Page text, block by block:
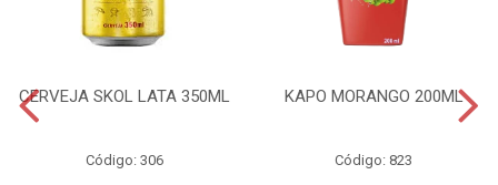
CERVEJA SKOL LATA 350ML
Código: 306
KAPO MORANGO 200ML
Código: 823